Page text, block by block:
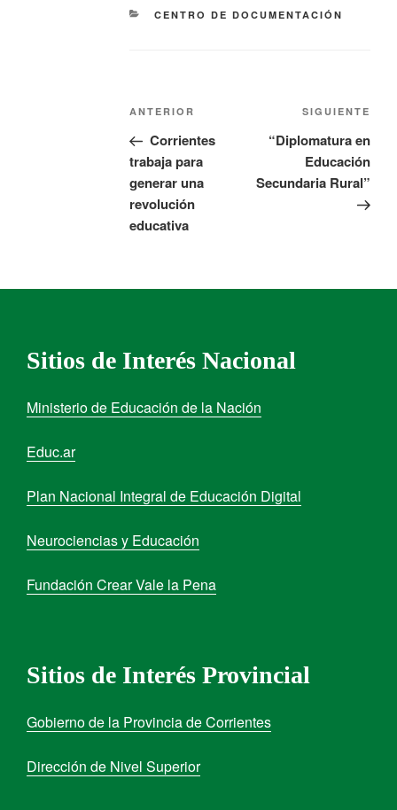
CENTRO DE DOCUMENTACIÓN
ANTERIOR
Corrientes
trabaja para
generar una
revolución
educativa
SIGUIENTE
“Diplomatura en
Educación
Secundaria Rural”
Sitios de Interés Nacional
Ministerio de Educación de la Nación
Educ.ar
Plan Nacional Integral de Educación Digital
Neurociencias y Educación
Fundación Crear Vale la Pena
Sitios de Interés Provincial
Gobierno de la Provincia de Corrientes
Dirección de Nivel Superior